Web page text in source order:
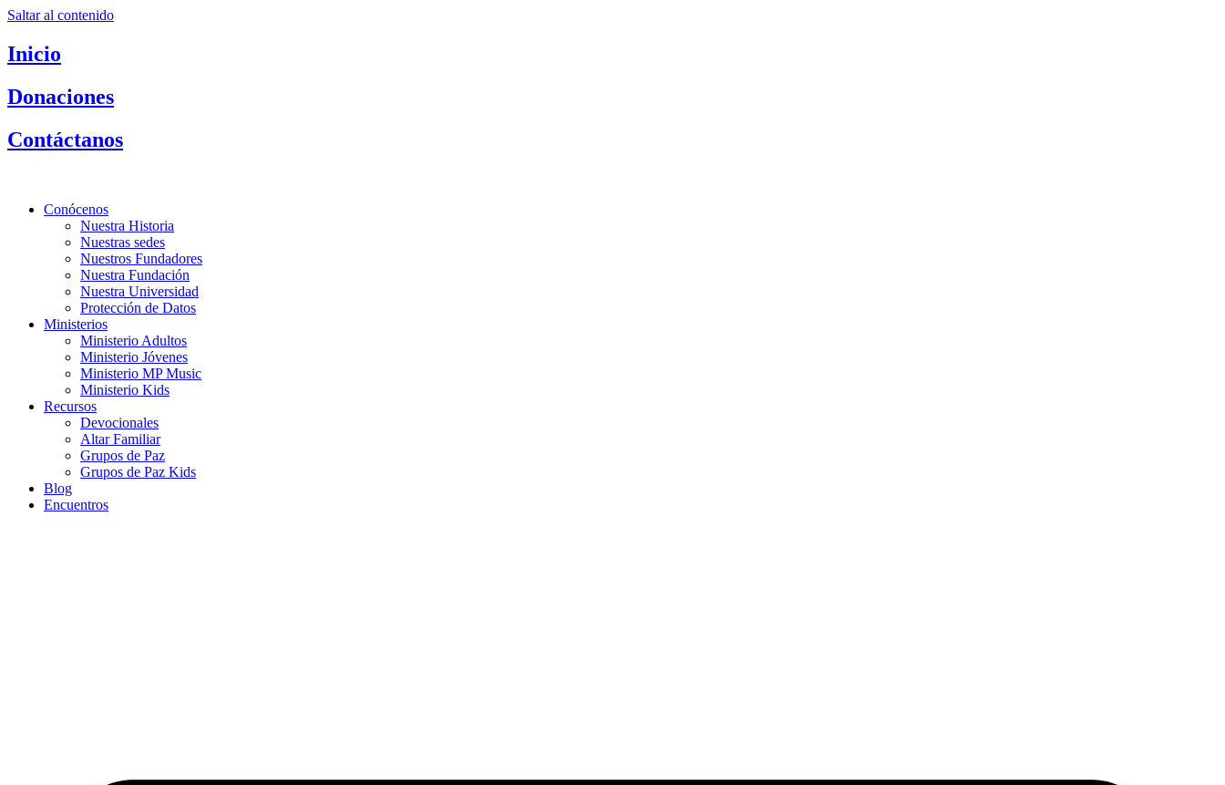
Saltar al contenido
Inicio
Donaciones
Contáctanos
Conócenos
Nuestra Historia
Nuestras sedes
Nuestros Fundadores
Nuestra Fundación
Nuestra Universidad
Protección de Datos
Ministerios
Ministerio Adultos
Ministerio Jóvenes
Ministerio MP Music
Ministerio Kids
Recursos
Devocionales
Altar Familiar
Grupos de Paz
Grupos de Paz Kids
Blog
Encuentros